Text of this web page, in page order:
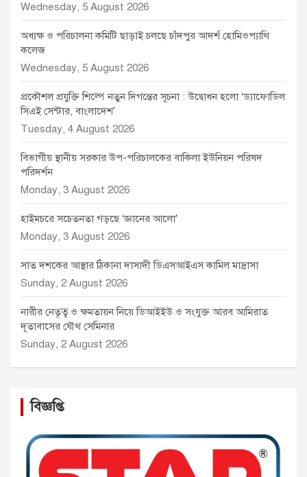
Wednesday, 5 August 2026
অধ্যক্ষ ও পরিচালনা কমিটি ছাড়াই চলছে চাঁদপুর আদর্শ হোমিওপ্যাথি
কলেজ
Wednesday, 5 August 2026
প্রকৌশল প্রযুক্তি শিল্পে নতুন দিগন্তের সূচনা : উদ্বোধন হলো ‘ড্যাফোডিল
সিএই সেন্টার, বাংলাদেশ’
Tuesday, 4 August 2026
বিভাগীয় স্থানীয় সরকার উপ-পরিচালকের বাকিলা ইউনিয়ন পরিষদ
পরিদর্শন
Monday, 3 August 2026
হাইমচরে সচেতনতা গড়ছে ‘জ্ঞানের আলো’
Monday, 3 August 2026
সাত দশকের আস্থার ঠিকানা দাসাদী ডিএসআইএস কামিল মাদ্রাসা
Sunday, 2 August 2026
নারীর নেতৃত্ব ও ক্ষমতায়ন নিয়ে ডিআইইউ ও সংযুক্ত আরব আমিরাত
দূতাবাসের যৌথ সেমিনার
Sunday, 2 August 2026
বিজ্ঞপ্তি